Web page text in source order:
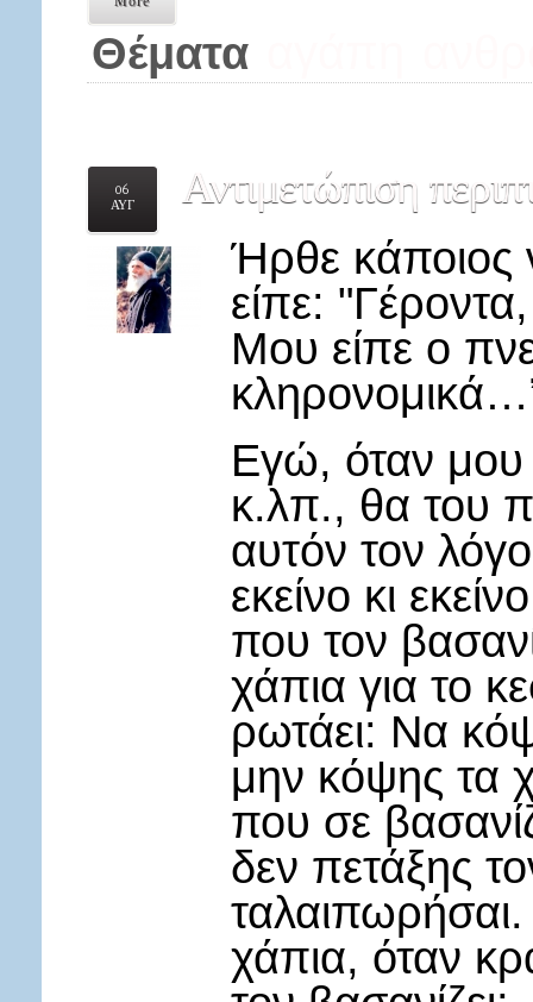
Θέματα
06
ΑΥΓ
Αντιμετώπιση
Ήρθε κάποιος
είπε:
Μου είπε ο
Εγώ, όταν μου
κ.λπ., θα του
αυτόν τον
εκείνο κι
που τον
χάπια για το
ρωτάει: Να
μην κόψης τα
που σε
δεν πετάξης
χάπια, όταν